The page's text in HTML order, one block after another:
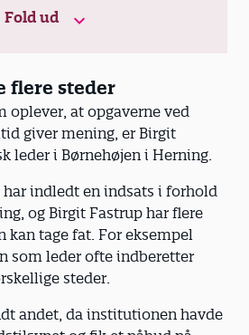
grad forstyrrer den faglige
i forhold til IT. 45 %
flere gange om ugen.
at IT-driftsopgaver i høj
grad understøtter den
46 % vurderer, at
i høj grad forstyrrer den
blandt pædagogiske ledere i
Fold ud
flere steder
oplever, at opgaverne ved
giver mening, er Birgit
leder i Børnehøjen i Herning.
indledt en indsats i forhold
og Birgit Fastrup har flere
kan tage fat. For eksempel
som leder ofte indberetter
steder.
andet, da institutionen havde